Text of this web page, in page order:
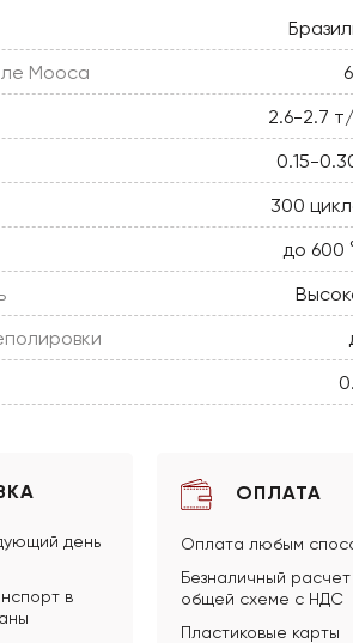
Мооса
2.6-2.7
0.15-
300
до 600
день
в
ОПЛАТА
Оплата любым
Безналичный
общей схеме с НДС
Пластиковые карты